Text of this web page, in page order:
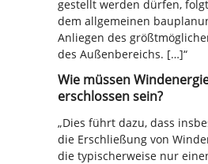
gestellt werden dürfen,
dem allgemeinen
Anliegen des
des Außenbereichs. […]“
Wie müssen
erschlossen sein?
„Dies führt dazu, dass
die Erschließung von
die typischerweise nur